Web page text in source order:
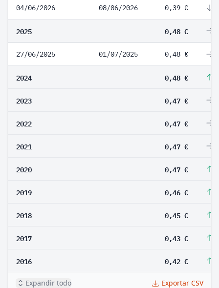
04/06/2026 08/06/2026 0,39 €
2025 0,48 €
27/06/2025 01/07/2025 0,48 €
2024 0,48 €
2023 0,47 €
2022 0,47 €
2021 0,47 €
2020 0,47 €
2019 0,46 €
2018 0,45 €
2017 0,43 €
2016 0,42 €
Expandir todo Exportar CSV